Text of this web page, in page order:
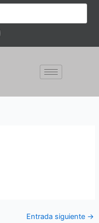
Entrada siguiente →